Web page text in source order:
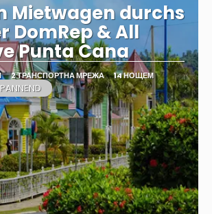
Mietwagen durchs
DomRep & All
Punta Cana
2 ТРАНСПОРТНА МРЕЖА 14 НОЩЕМ